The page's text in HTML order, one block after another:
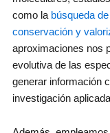
como la búsqueda
conservación y
aproximaciones nos
evolutiva de las
generar información
investigación